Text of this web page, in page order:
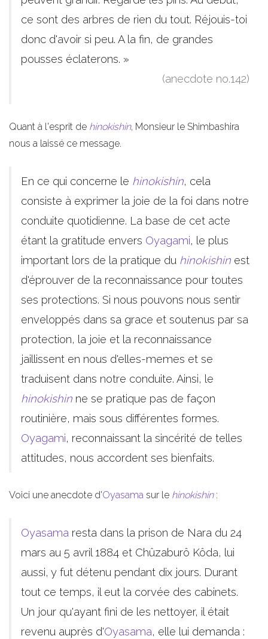
ce sont des arbres de rien du tout. Réjouis-toi
donc d'avoir si peu. A la fin, de grandes
pousses éclaterons. »
(anecdote no.142)
Quant à l'esprit de hinokishin, Monsieur le Shimbashira
nous a laissé ce message.
En ce qui concerne le hinokishin, cela
consiste à exprimer la joie de la foi dans notre
conduite quotidienne. La base de cet acte
étant la gratitude envers Oyagami, le plus
important lors de la pratique du hinokishin est
d'éprouver de la reconnaissance pour toutes
ses protections. Si nous pouvons nous sentir
enveloppés dans sa grace et soutenus par sa
protection, la joie et la reconnaissance
jaillissent en nous d'elles-memes et se
traduisent dans notre conduite. Ainsi, le
hinokishin ne se pratique pas de façon
routinière, mais sous différentes formes.
Oyagami, reconnaissant la sincérité de telles
attitudes, nous accordent ses bienfaits.
Voici une anecdote d'Oyasama sur le hinokishin:
Oyasama resta dans la prison de Nara du 24
mars au 5 avril 1884 et Chûzaburô Kôda, lui
aussi, y fut détenu pendant dix jours. Durant
tout ce temps, il eut la corvée des cabinets.
Un jour qu'ayant fini de les nettoyer, il était
revenu auprès d'Oyasama, elle lui demanda :